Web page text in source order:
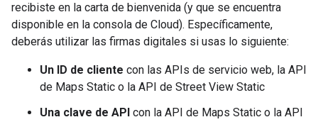
recibiste en la carta de bienvenida (y que se encuentra
disponible en la consola de Cloud). Específicamente,
deberás utilizar las firmas digitales si usas lo siguiente:
Un ID de cliente con las APIs de servicio web, la API
de Maps Static o la API de Street View Static
Una clave de API con la API de Maps Static o la API